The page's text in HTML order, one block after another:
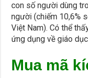
con số người dùng
người (chiếm 10,6%
Việt Nam). Có thể
ứng dụng về giáo
Mua mã